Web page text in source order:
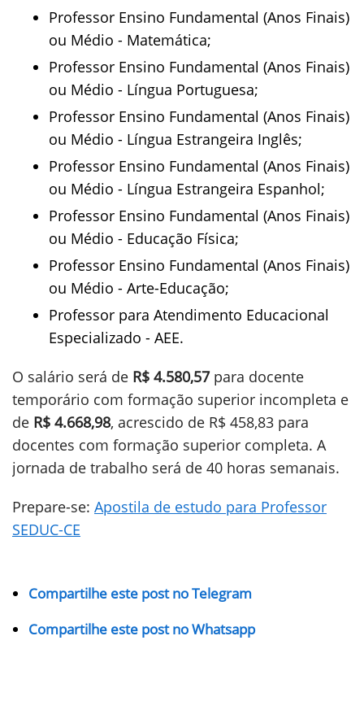
Professor Ensino Fundamental (Anos Finais)
ou Médio - Matemática;
Professor Ensino Fundamental (Anos Finais)
ou Médio - Língua Portuguesa;
Professor Ensino Fundamental (Anos Finais)
ou Médio - Língua Estrangeira Inglês;
Professor Ensino Fundamental (Anos Finais)
ou Médio - Língua Estrangeira Espanhol;
Professor Ensino Fundamental (Anos Finais)
ou Médio - Educação Física;
Professor Ensino Fundamental (Anos Finais)
ou Médio - Arte-Educação;
Professor para Atendimento Educacional
Especializado - AEE.
O salário será de R$ 4.580,57para docente
temporário com formação superior incompleta e
de R$ 4.668,98, acrescido de R$ 458,83 para
docentes com formação superior completa. A
jornada de trabalho será de 40 horas semanais.
Prepare-se: Apostila de estudo para Professor
SEDUC-CE
Compartilhe este post no Telegram
Compartilhe este post no Whatsapp